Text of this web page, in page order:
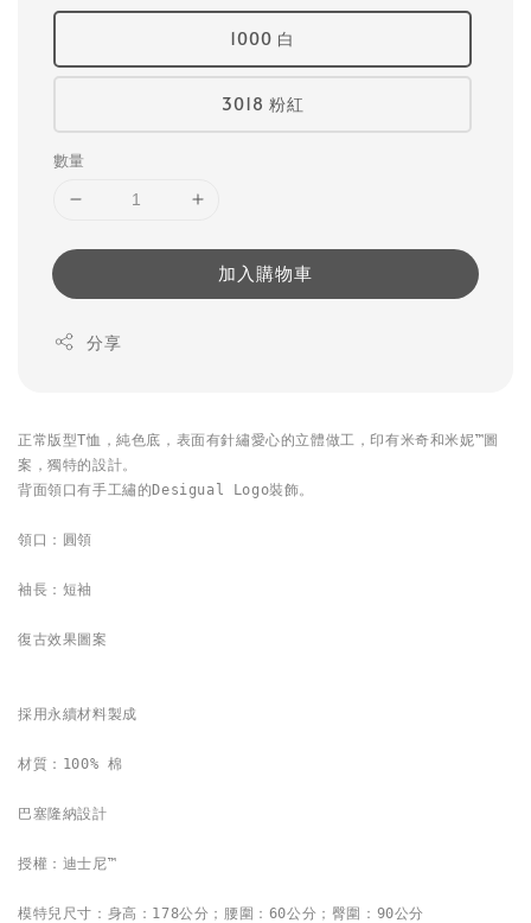
1000 白
3018 粉紅
數量
加入購物車
分享
正常版型T恤，純色底，表面有針繡愛心的立體做工，印有米奇和米妮™圖
案，獨特的設計。
背面領口有手工繡的Desigual Logo裝飾。
領口：圓領
袖長：短袖
復古效果圖案
採用永續材料製成
材質：100% 棉
巴塞隆納設計
授權：迪士尼™
模特兒尺寸：身高：178公分；腰圍：60公分；臀圍：90公分